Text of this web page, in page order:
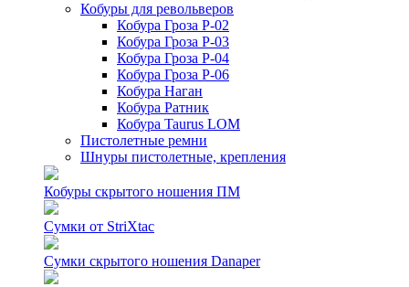
Кобуры для револьверов
Кобура Гроза Р-02
Кобура Гроза Р-03
Кобура Гроза Р-04
Кобура Гроза Р-06
Кобура Наган
Кобура Ратник
Кобура Taurus LOM
Пистолетные ремни
Шнуры пистолетные, крепления
Кобуры скрытого ношения ПМ
Сумки от StriXtac
Сумки скрытого ношения Danaper